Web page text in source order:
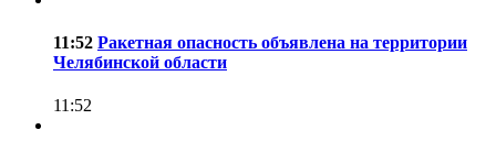
11:52 Ракетная опасность объявлена на территории
Челябинской области
11:52